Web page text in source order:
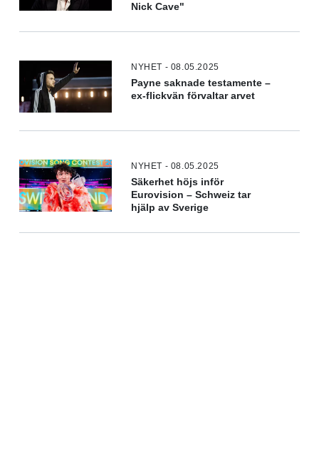
Nick Cave"
NYHET - 08.05.2025
Payne saknade testamente –
ex-flickvän förvaltar arvet
NYHET - 08.05.2025
Säkerhet höjs inför
Eurovision – Schweiz tar
hjälp av Sverige